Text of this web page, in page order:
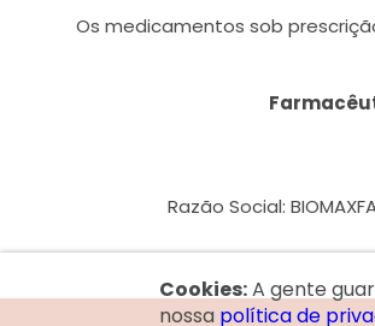
BUBBALOO (3)
CHIESI (7)
Os medicamentos sob
Razão Social:
Cookies:A gente
nossa política de